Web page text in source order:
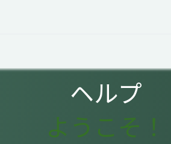
ヘルプ
ようこそ！